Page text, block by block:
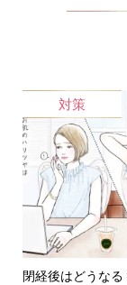
対策
閉経後はどうなる